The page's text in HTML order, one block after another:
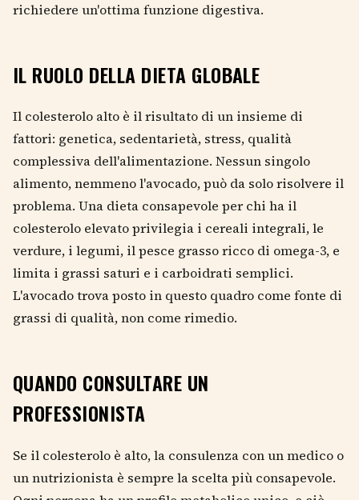
richiedere un'ottima funzione digestiva.
IL RUOLO DELLA DIETA GLOBALE
Il colesterolo alto è il risultato di un insieme di
fattori: genetica, sedentarietà, stress, qualità
complessiva dell'alimentazione. Nessun singolo
alimento, nemmeno l'avocado, può da solo risolvere il
problema. Una dieta consapevole per chi ha il
colesterolo elevato privilegia i cereali integrali, le
verdure, i legumi, il pesce grasso ricco di omega-3, e
limita i grassi saturi e i carboidrati semplici.
L'avocado trova posto in questo quadro come fonte di
grassi di qualità, non come rimedio.
QUANDO CONSULTARE UN
PROFESSIONISTA
Se il colesterolo è alto, la consulenza con un medico o
un nutrizionista è sempre la scelta più consapevole.